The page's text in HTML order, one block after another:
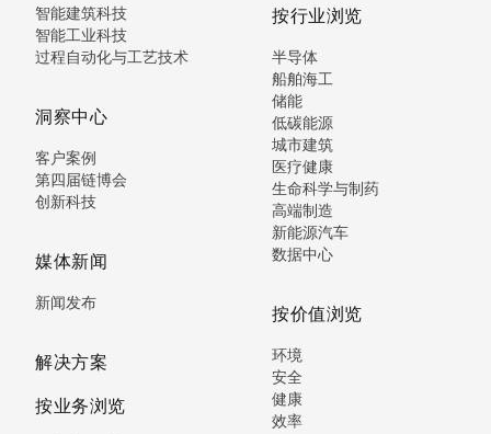
智能建筑科技
智能工业科技
过程自动化与工艺技术
洞察中心
客户案例
第四届链博会
创新科技
媒体新闻
新闻发布
解决方案
按业务浏览
按行业浏览
半导体
船舶海工
储能
低碳能源
城市建筑
医疗健康
生命科学与制药
高端制造
新能源汽车
数据中心
按价值浏览
环境
安全
健康
效率